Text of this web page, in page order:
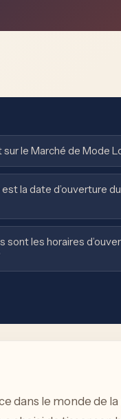
sur le Marché de Mode
la date d’ouverture
sont les horaires
dans le monde de la